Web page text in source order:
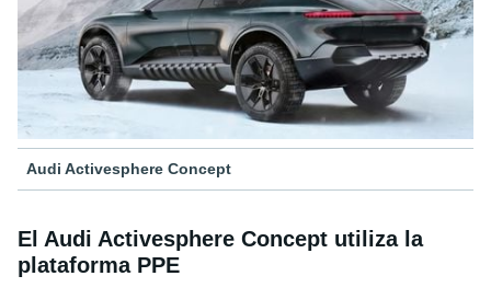
Audi Activesphere Concept
El Audi Activesphere Concept utiliza la
plataforma PPE